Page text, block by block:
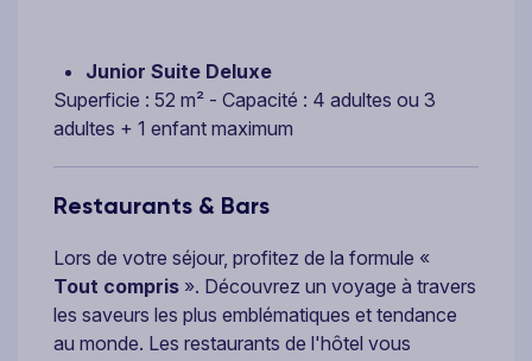
Junior Suite Deluxe
Superficie : 52 m² - Capacité : 4 adultes ou 3
adultes + 1 enfant maximum
Restaurants & Bars
Lors de votre séjour, profitez de la formule «
Tout compris ». Découvrez un voyage à travers
les saveurs les plus emblématiques et tendance
au monde. Les restaurants de l'hôtel vous